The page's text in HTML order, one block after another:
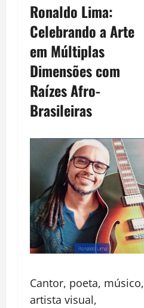
Ronaldo Lima:
Celebrando a Arte
em Múltiplas
Dimensões com
Raízes Afro-
Brasileiras
Cantor, poeta, músico,
artista visual,